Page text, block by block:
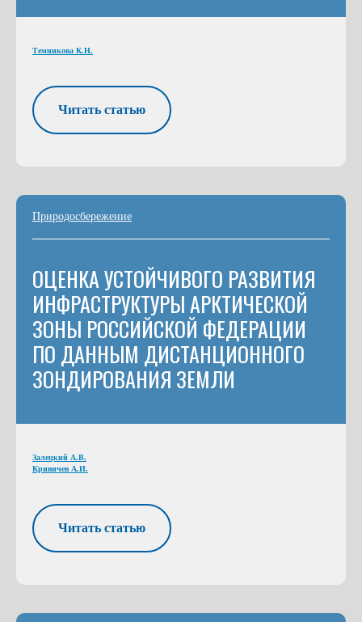
Темникова К.Н.
Читать статью
Природосбережение
ОЦЕНКА УСТОЙЧИВОГО РАЗВИТИЯ
ИНФРАСТРУКТУРЫ АРКТИЧЕСКОЙ
ЗОНЫ РОССИЙСКОЙ ФЕДЕРАЦИИ
ПО ДАННЫМ ДИСТАНЦИОННОГО
ЗОНДИРОВАНИЯ ЗЕМЛИ
Залецкий А.В.
Кривичев А.И.
Читать статью